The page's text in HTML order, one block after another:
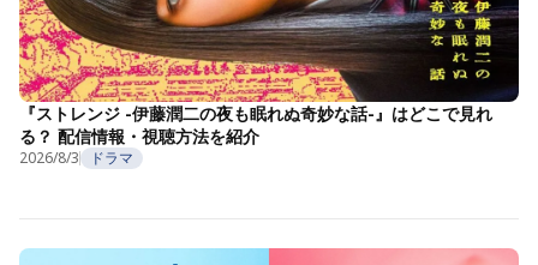
『ストレンジ -伊藤潤二の夜も眠れぬ奇妙な話-』はどこで見れ
る？ 配信情報・視聴方法を紹介
2026/8/3 ドラマ